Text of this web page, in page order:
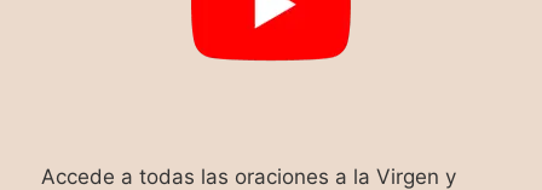
Accede a todas las oraciones a la Virgen y